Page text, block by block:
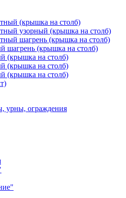
(крышка на столб)
узорный (крышка на столб)
шагрень (крышка на столб)
шагрень (крышка на столб)
(крышка на столб)
(крышка на столб)
(крышка на столб)
урны, ограждения